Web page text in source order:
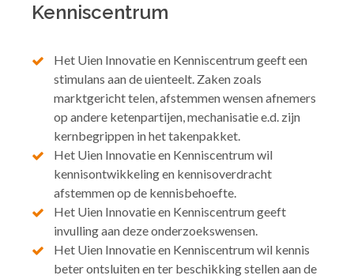
Kenniscentrum
Het Uien Innovatie en Kenniscentrum geeft een
stimulans aan de uienteelt. Zaken zoals
marktgericht telen, afstemmen wensen afnemers
op andere ketenpartijen, mechanisatie e.d. zijn
kernbegrippen in het takenpakket.
Het Uien Innovatie en Kenniscentrum wil
kennisontwikkeling en kennisoverdracht
afstemmen op de kennisbehoefte.
Het Uien Innovatie en Kenniscentrum geeft
invulling aan deze onderzoekswensen.
Het Uien Innovatie en Kenniscentrum wil kennis
beter ontsluiten en ter beschikking stellen aan de